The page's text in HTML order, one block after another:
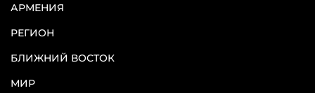
АРМЕНИЯ
РЕГИОН
БЛИЖНИЙ ВОСТОК
МИР